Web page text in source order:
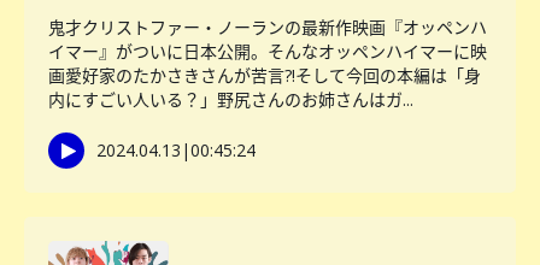
鬼才クリストファー・ノーランの最新作映画『オッペンハ
イマー』がついに日本公開。そんなオッペンハイマーに映
画愛好家のたかさきさんが苦言?!そして今回の本編は「身
内にすごい人いる？」野尻さんのお姉さんはガ...
2024.04.13 |00:45:24